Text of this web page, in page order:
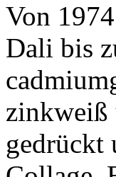
Von
Dali bis
zinkweiß
gedrückt